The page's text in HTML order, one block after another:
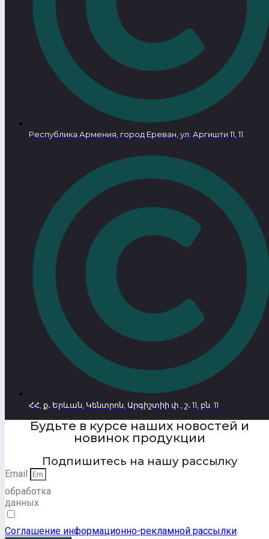
Республика Армения, город Ереван, ул. Аргишти 11, 11
ՀՀ, ք․ Երևան, Կենտրոն, Արգիշտիի փ., շ․ 11, բն. 11
Будьте в курсе наших новостей и
новинок продукции
Подпишитесь на нашу рассылку
Email
обработка
данных
Соглашение информационно-рекламной рассылки